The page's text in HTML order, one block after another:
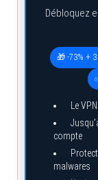
Débloquez
🎁 -73% +
Le
compte
malwares